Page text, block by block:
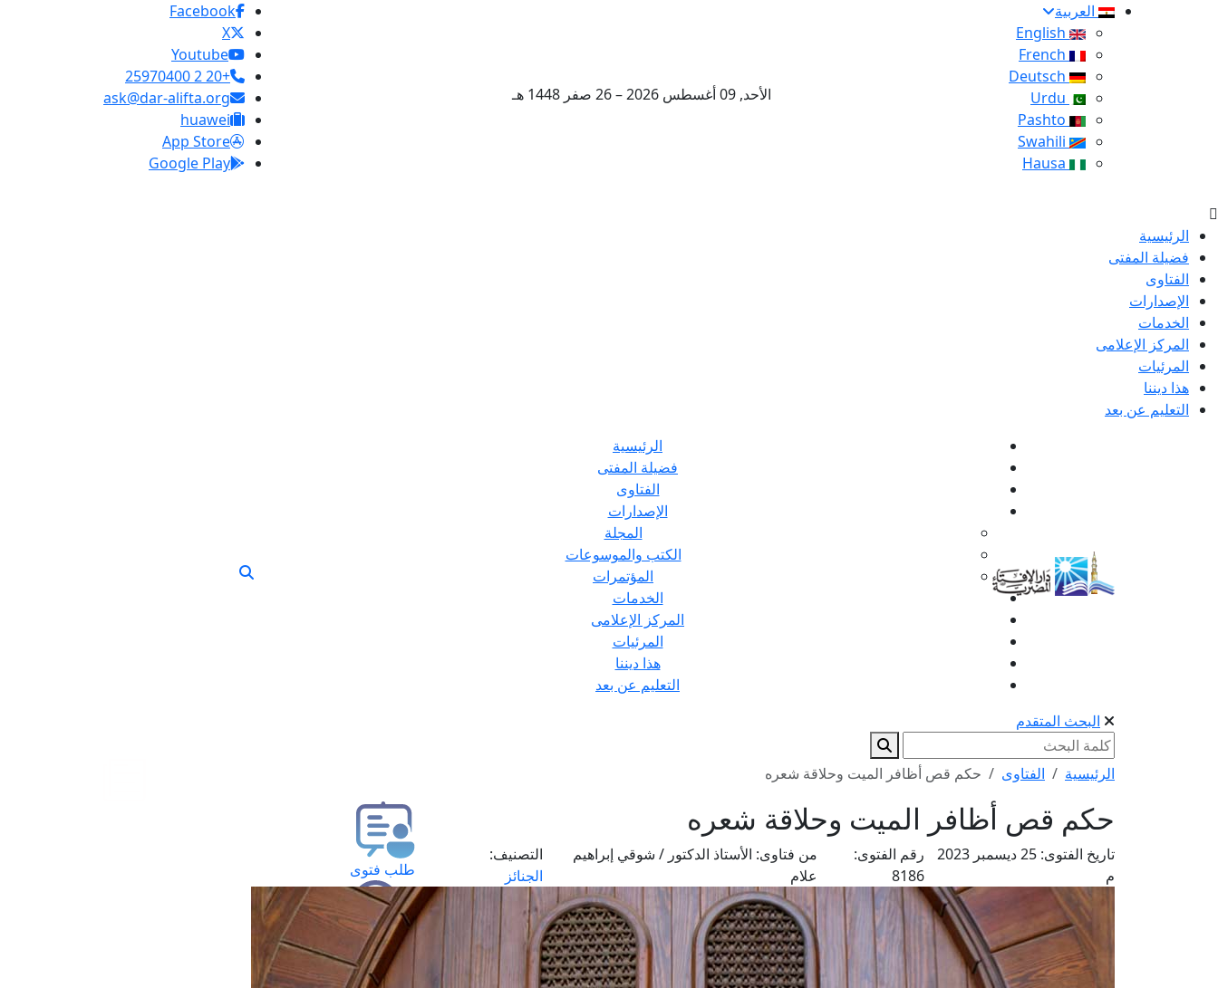
العربية
الأحد, 09 أغسطس 2026 – 26 صفر 1448 هـ
Facebook
X
Youtube
+20 2 25970400
ask@dar-alifta.org
huawei
App Store
Google Play
الرئيسية
فضيلة المفتى
الفتاوى
الإصدارات
الخدمات
المركز الإعلامى
المرئيات
هذا ديننا
التعليم عن بعد
الرئيسية
فضيلة المفتى
الفتاوى
الإصدارات
المجلة
الكتب والموسوعات
المؤتمرات
الخدمات
المركز الإعلامى
المرئيات
هذا ديننا
التعليم عن بعد
البحث المتقدم
الرئيسية الفتاوى حكم قص أظافر الميت وحلاقة شعره
حكم قص أظافر الميت وحلاقة شعره
تاريخ الفتوى:
25 ديسمبر 2023
م
رقم الفتوى:
8186
من فتاوى: الأستاذ الدكتور / شوقي إبراهيم
علام
التصنيف:
الجنائز
طلب فتوى
استعلام عن فتوى